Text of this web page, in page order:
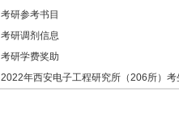
考研参考书目
考研调剂信息
考研学费奖助
2022年西安电子工程研究所（206所）考